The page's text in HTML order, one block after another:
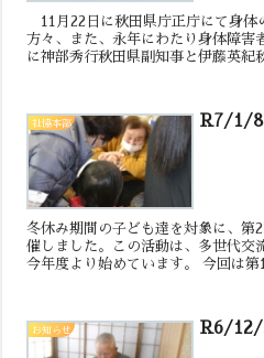
11月22日に秋田県庁正庁にて身体
方々、また、永年にわたり身体障害
に神部秀行秋田県副知事と伊藤英紀
社協本部 R7/1/8
冬休み期間の子ども達を対象に、第
催しました。この活動は、多世代交
今年度より始めています。 今回は
お知らせ R6/12/